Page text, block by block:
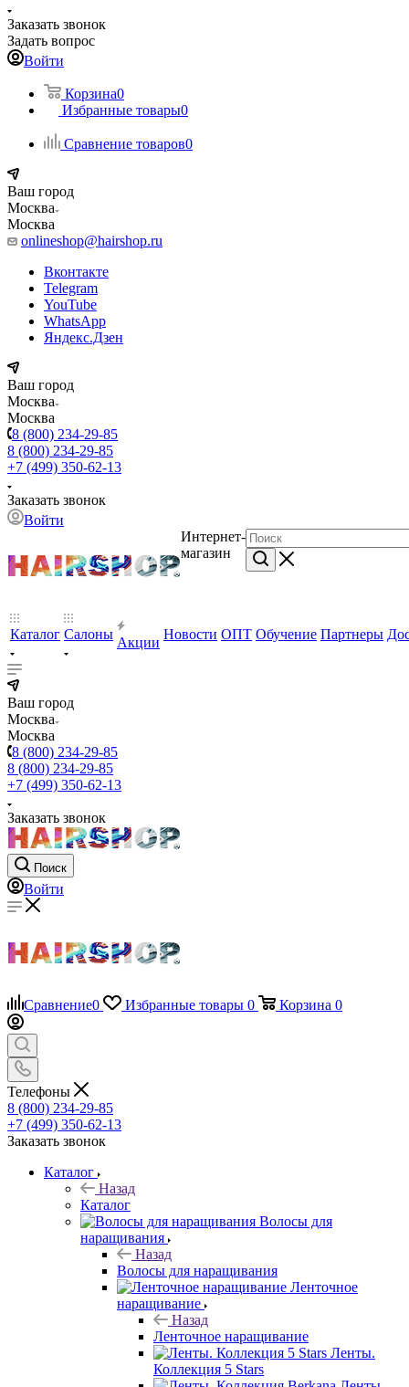
Заказать звонок
Задать вопрос
Войти
Корзина0
Избранные товары0
Сравнение товаров0
Ваш город
Москва
Москва
onlineshop@hairshop.ru
Вконтакте
Telegram
YouTube
WhatsApp
Яндекс.Дзен
Ваш город
Москва
Москва
8 (800) 234-29-85
8 (800) 234-29-85
+7 (499) 350-62-13
Заказать звонок
Войти
Интернет-
магазин
Каталог Салоны
Акции
Новости ОПТ Обучение Партнеры
Ваш город
Москва
Москва
8 (800) 234-29-85
8 (800) 234-29-85
+7 (499) 350-62-13
Заказать звонок
Поиск
Войти
Сравнение0 Избранные товары 0 Корзина 0
Телефоны
8 (800) 234-29-85
+7 (499) 350-62-13
Заказать звонок
Каталог
Назад
Каталог
Волосы для
наращивания
Назад
Волосы для наращивания
Ленточное
наращивание
Назад
Ленточное наращивание
Ленты.
Коллекция 5 Stars